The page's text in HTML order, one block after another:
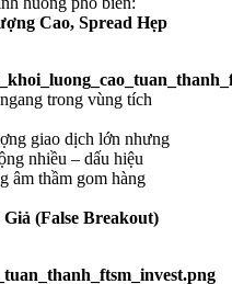
Cao, Spread Hẹp
trong vùng tích
giao dịch lớn nhưng
nhiều – dấu hiệu
âm thầm gom hàng
(False Breakout)